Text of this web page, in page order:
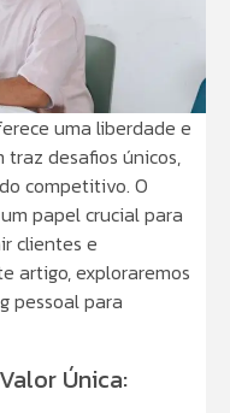
uma liberdade e
traz desafios únicos,
competitivo. O
papel crucial para
clientes e
artigo, exploraremos
pessoal para
Única: